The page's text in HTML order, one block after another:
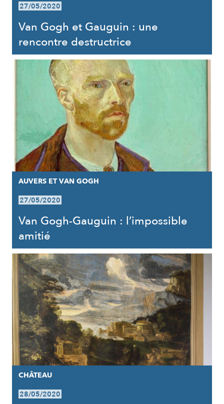
27/05/2020
Van Gogh et Gauguin : une
rencontre destructrice
AUVERS ET VAN GOGH
27/05/2020
Van Gogh-Gauguin : l’impossible
amitié
CHÂTEAU
28/05/2020